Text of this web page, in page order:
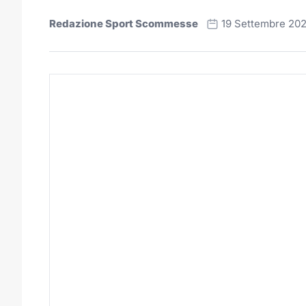
Redazione Sport Scommesse 19 Settembre